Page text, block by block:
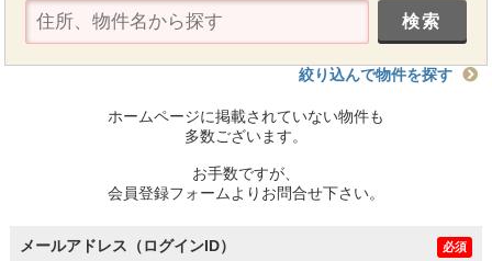
絞り込んで物件を探す
ホームページに掲載されていない物件も
多数ございます。
お手数ですが、
会員登録フォームよりお問合せ下さい。
メールアドレス（ログインID） 必須